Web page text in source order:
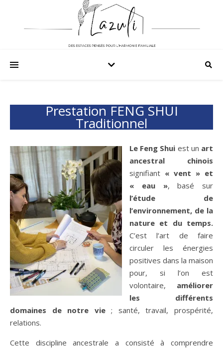
Prestation FENG SHUI
Traditionnel
Le Feng Shui est un art
ancestral chinois
signifiant « vent » et
« eau », basé sur
l’étude de
l’environnement, de la
nature et du temps.
C’est l’art de faire
circuler les énergies
positives dans la maison
pour, si l’on est
volontaire, améliorer
les différents
domaines de notre vie; santé, travail, prospérité,
relations.
Cette discipline ancestrale a consisté à comprendre